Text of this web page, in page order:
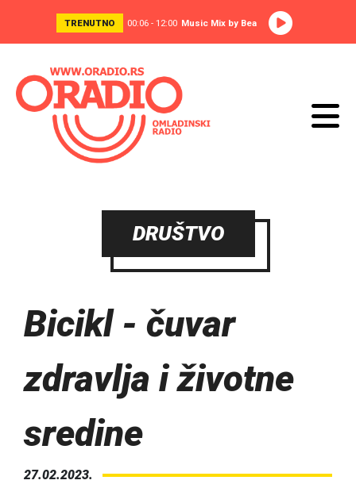
TRENUTNO 00:06 - 12:00 Music Mix by Bea
DRUŠTVO
Bicikl - čuvar
zdravlja i životne
sredine
27.02.2023.